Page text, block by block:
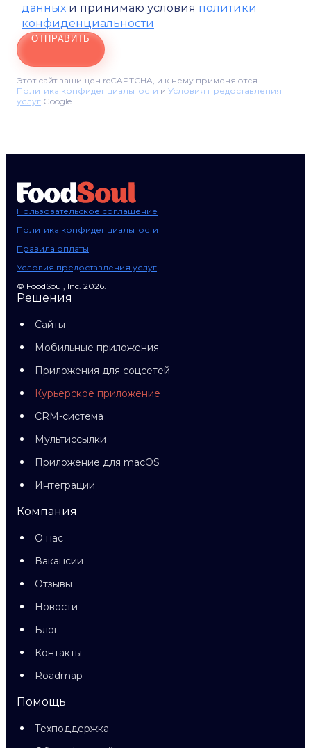
данных и принимаю условия политики
конфиденциальности
ОТПРАВИТЬ
Этот сайт защищен reCAPTCHA, и к нему применяются
Политика конфиденциальности и Условия предоставления
услуг Google.
Пользовательское соглашение
Политика конфиденциальности
Правила оплаты
Условия предоставления услуг
© FoodSoul, Inc. 2026.
Решения
Сайты
Мобильные приложения
Приложения для соцсетей
Курьерское приложение
CRM-система
Мультиссылки
Приложение для macOS
Интеграции
Компания
О нас
Вакансии
Отзывы
Новости
Блог
Контакты
Roadmap
Помощь
Техподдержка